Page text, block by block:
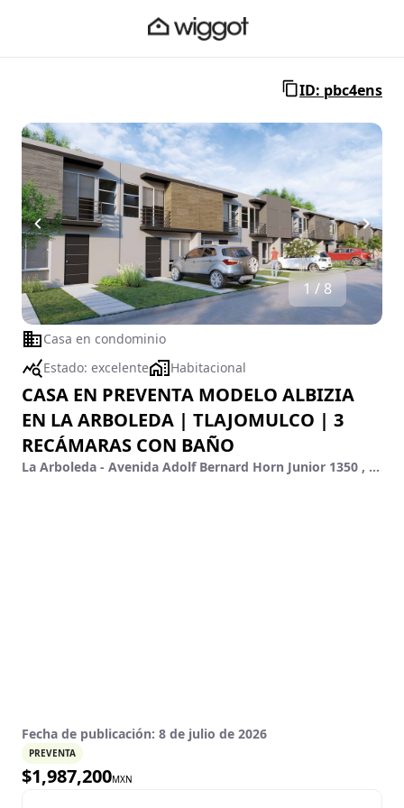
ID: pbc4ens
1 / 8
Casa en condominio
Estado: excelente Habitacional
CASA EN PREVENTA MODELO ALBIZIA
EN LA ARBOLEDA | TLAJOMULCO | 3
RECÁMARAS CON BAÑO
La Arboleda - Avenida Adolf Bernard Horn Junior 1350 , Fraccionamiento Real Del Valle, Tlajomulco De Zúñiga, Jalisco
Fecha de publicación: 8 de julio de 2026
PREVENTA
$1,987,200MXN